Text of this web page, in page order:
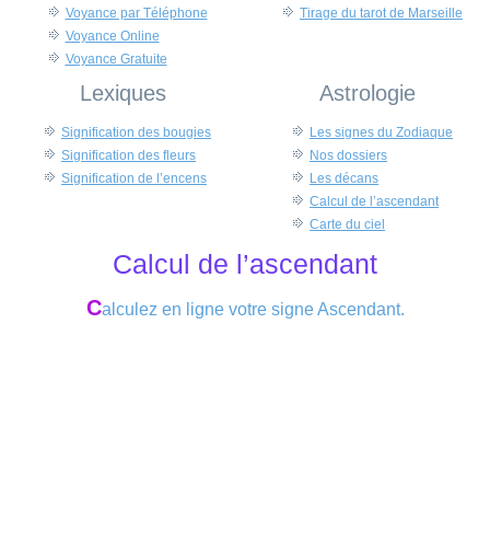
Voyance par Téléphone
Voyance Online
Voyance Gratuite
Tirage du tarot de Marseille
Lexiques
Signification des bougies
Signification des fleurs
Signification de l’encens
Astrologie
Les signes du Zodiaque
Nos dossiers
Les décans
Calcul de l’ascendant
Carte du ciel
Calcul de l’ascendant
Calculez en ligne votre signe Ascendant.